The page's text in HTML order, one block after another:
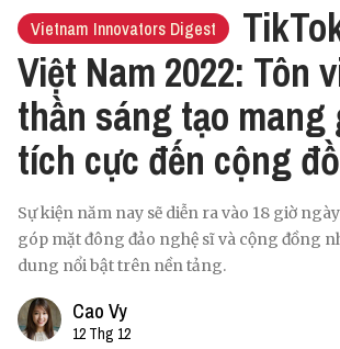
Vietnam Innovators Digest
Việt Nam 2022: Tôn
thần sáng tạo
tích cực đến cộng
Sự kiện năm nay sẽ diễn ra vào 18 giờ
góp mặt đông đảo nghệ sĩ và cộng đồng
dung nổi bật trên nền tảng.
Cao Vy
12 Thg 12